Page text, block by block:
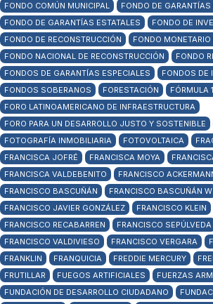
FONDO COMÚN MUNICIPAL
FONDO DE GARANTÍAS
FONDO DE GARANTÍAS ESTATALES
FONDO DE
FONDO DE RECONSTRUCCIÓN
FONDO
FONDO NACIONAL DE RECONSTRUCCIÓN
FONDO
FONDOS DE GARANTÍAS ESPECIALES
FONDOS DE
FONDOS SOBERANOS
FORESTACIÓN
FÓRMULA 1
FORO LATINOAMERICANO DE INFRAESTRUCTURA
FORO PARA UN DESARROLLO JUSTO Y SOSTENIBLE
FOTOGRAFÍA INMOBILIARIA
FOTOVOLTAICA
FRANCISCA JOFRÉ
FRANCISCA MOYA
FRANCISCA VALDEBENITO
FRANCISCO
FRANCISCO BASCUÑÁN
FRANCISCO BASCUÑÁN W
FRANCISCO JAVIER GONZÁLEZ
FRANCISCO KLEIN
FRANCISCO RECABARREN
FRANCISCO SEPÚLVEDA
FRANCISCO VALDIVIESO
FRANCISCO VERGARA
FRANKLIN
FRANQUICIA FREDDIE MERCURY
FRUTILLAR
FUEGOS ARTIFICIALES
FUERZAS
FUNDACIÓN DE DESARROLLO CIUDADANO